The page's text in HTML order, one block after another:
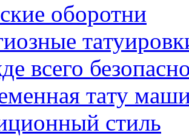
оборотни
всего
тaту
стиль